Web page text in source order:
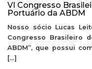
VI Congresso
Portuário da ABDM
Nosso sócio Lucas
Congresso Brasileiro
ABDM”, que possui
[…]